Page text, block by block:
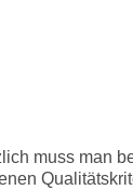
muss man